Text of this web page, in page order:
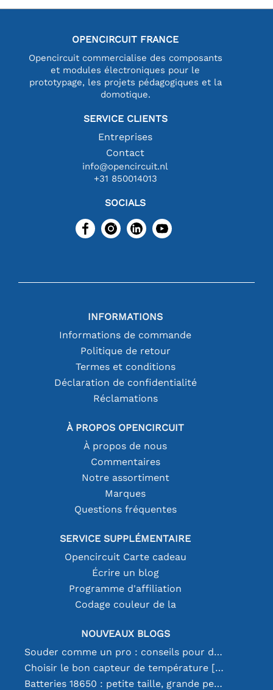
OPENCIRCUIT FRANCE
Opencircuit commercialise des composants
et modules électroniques pour le
prototypage, les projets pédagogiques et la
domotique.
SERVICE CLIENTS
Entreprises
Contact
info@opencircuit.nl
+31 850014013
SOCIALS
INFORMATIONS
Informations de commande
Politique de retour
Termes et conditions
Déclaration de confidentialité
Réclamations
À PROPOS OPENCIRCUIT
À propos de nous
Commentaires
Notre assortiment
Marques
Questions fréquentes
SERVICE SUPPLÉMENTAIRE
Opencircuit Carte cadeau
Écrire un blog
Programme d'affiliation
Codage couleur de la
NOUVEAUX BLOGS
Souder comme un pro : conseils pour des connexions électroniques parfaites
Choisir le bon capteur de température [youtube]
Batteries 18650 : petite taille, grande performance